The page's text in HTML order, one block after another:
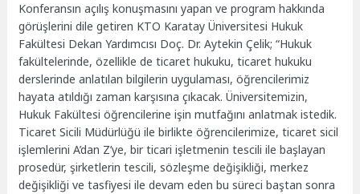
Konferansın açılış konuşmasını yapan ve program hakkında
görüşlerini dile getiren KTO Karatay Üniversitesi Hukuk
Fakültesi Dekan Yardımcısı Doç. Dr. Aytekin Çelik; “Hukuk
fakültelerinde, özellikle de ticaret hukuku, ticaret hukuku
derslerinde anlatılan bilgilerin uygulaması, öğrencilerimiz
hayata atıldığı zaman karşısına çıkacak. Üniversitemizin,
Hukuk Fakültesi öğrencilerine işin mutfağını anlatmak istedik.
Ticaret Sicili Müdürlüğü ile birlikte öğrencilerimize, ticaret sicil
işlemlerini A’dan Z’ye, bir ticari işletmenin tescili ile başlayan
prosedür, şirketlerin tescili, sözleşme değişikliği, merkez
değişikliği ve tasfiyesi ile devam eden bu süreci baştan sonra